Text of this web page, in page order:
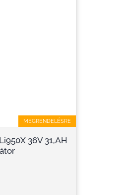
MEGRENDELÉSRE
36V 31,AH